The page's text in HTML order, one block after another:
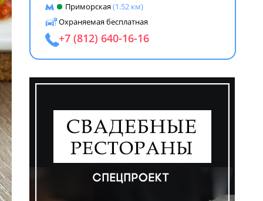
Приморская(1.52 км)
Охраняемая бесплатная
+7 (812) 640-16-16